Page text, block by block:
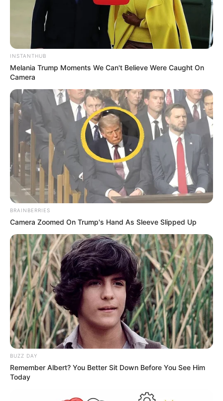
INSTANTHUB
Melania Trump Moments We Can't Believe Were Caught On
Camera
BRAINBERRIES
Camera Zoomed On Trump's Hand As Sleeve Slipped Up
BUZZ DAY
Remember Albert? You Better Sit Down Before You See Him
Today